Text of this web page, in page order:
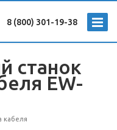
8 (800) 301-19-38
станок
EW-
кабеля